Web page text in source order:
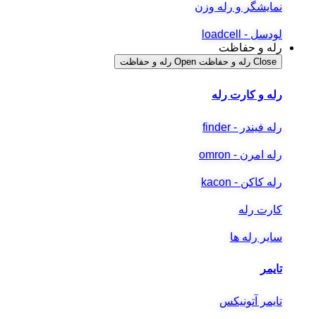
نمایشگر و رله وزن
لودسل - loadcell
رله و حفاظت
Close رله و حفاظت Open رله و حفاظت
رله و کارت رله
رله فیندر - finder
رله امرن - omron
رله کاکن - kacon
کارت رله
سایر رله ها
تایمر
تایمر آتونیکس